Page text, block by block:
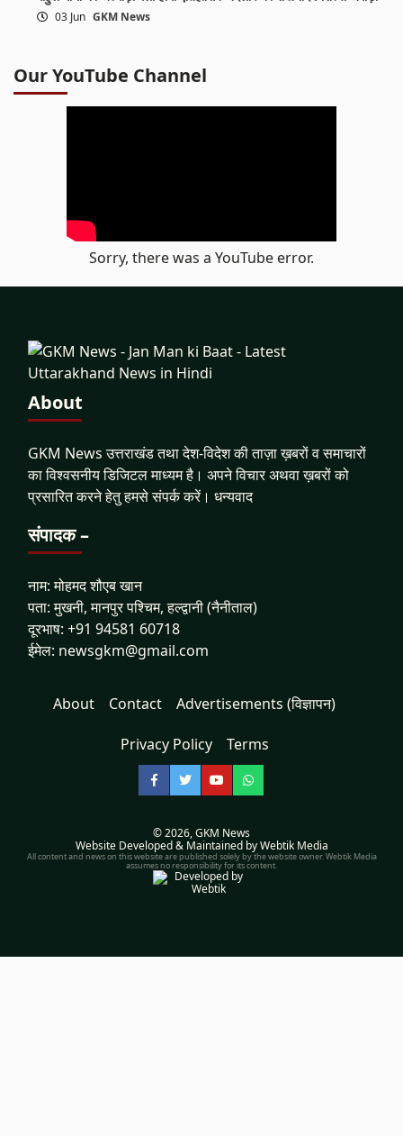
03 Jun GKM News
Our YouTube Channel
Sorry, there was a YouTube error.
About
GKM News उत्तराखंड तथा देश-विदेश की ताज़ा ख़बरों व समाचारों
का विश्वसनीय डिजिटल माध्यम है। अपने विचार अथवा ख़बरों को
प्रसारित करने हेतु हमसे संपर्क करें। धन्यवाद
संपादक –
नाम: मोहमद शौएब खान
पता: मुखनी, मानपुर पश्चिम, हल्द्वानी (नैनीताल)
दूरभाष: +91 94581 60718
ईमेल: newsgkm@gmail.com
About Contact Advertisements (विज्ञापन)
Privacy Policy Terms
Facebook
TwitterYouTubeWhatsApp
© 2026,GKM News
Website Developed & Maintained by Webtik Media
All content and news on this website are published solely by the website owner. Webtik Media
assumes no responsibility for its content.